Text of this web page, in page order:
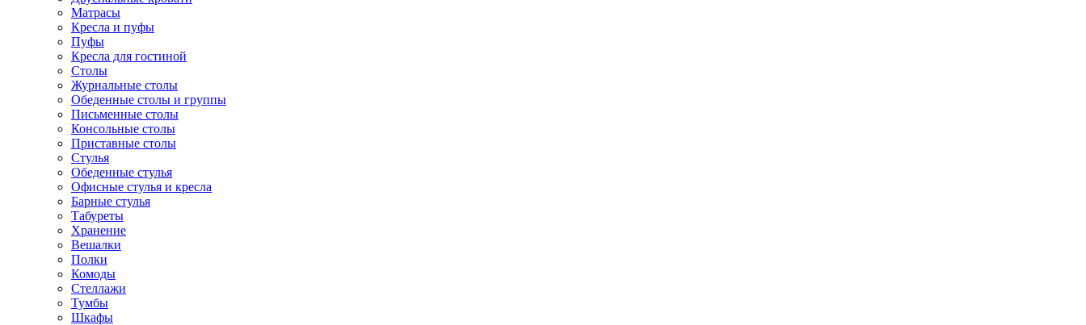
Матрасы
Кресла и пуфы
Пуфы
Кресла для гостиной
Столы
Журнальные столы
Обеденные столы и группы
Письменные столы
Консольные столы
Приставные столы
Стулья
Обеденные стулья
Офисные стулья и кресла
Барные стулья
Табуреты
Хранение
Вешалки
Полки
Комоды
Стеллажи
Тумбы
Шкафы